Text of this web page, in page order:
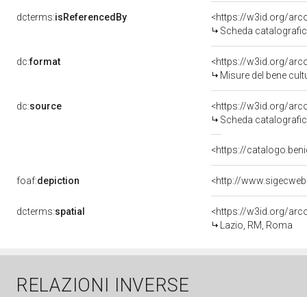
dcterms:isReferencedBy
<https://w3id.org/
Scheda
dc:format
<https://w3id.org/
Misure del bene
dc:source
<https://w3id.org/
Scheda
<https://
foaf:depiction
dcterms:spatial
<https://w3id.org/
Lazio, RM, Roma
RELAZIONI INVERSE